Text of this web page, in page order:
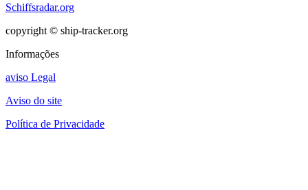
Schiffsradar.org
copyright © ship-tracker.org
Informações
aviso Legal
Aviso do site
Política de Privacidade